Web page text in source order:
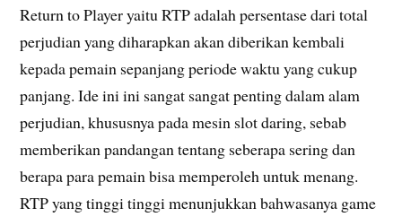
Return to Player yaitu RTP adalah persentase dari total
perjudian yang diharapkan akan diberikan kembali
kepada pemain sepanjang periode waktu yang cukup
panjang. Ide ini ini sangat sangat penting dalam alam
perjudian, khususnya pada mesin slot daring, sebab
memberikan pandangan tentang seberapa sering dan
berapa para pemain bisa memperoleh untuk menang.
RTP yang tinggi tinggi menunjukkan bahwasanya game